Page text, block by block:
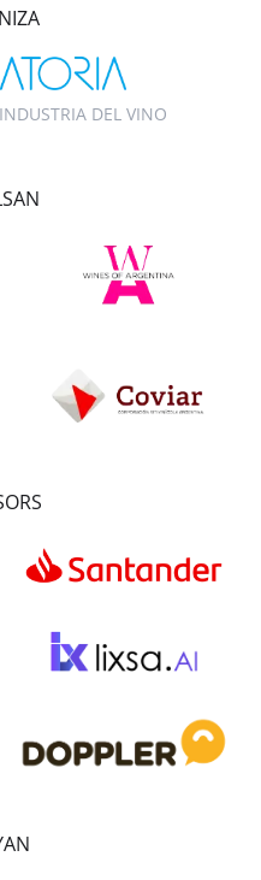
DEL VINO